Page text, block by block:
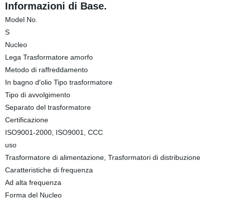
Informazioni di Base.
Model No.
S
Nucleo
Lega Trasformatore amorfo
Metodo di raffreddamento
In bagno d′olio Tipo trasformatore
Tipo di avvolgimento
Separato del trasformatore
Certificazione
ISO9001-2000, ISO9001, CCC
uso
Trasformatore di alimentazione, Trasformatori di distribuzione
Caratteristiche di frequenza
Ad alta frequenza
Forma del Nucleo